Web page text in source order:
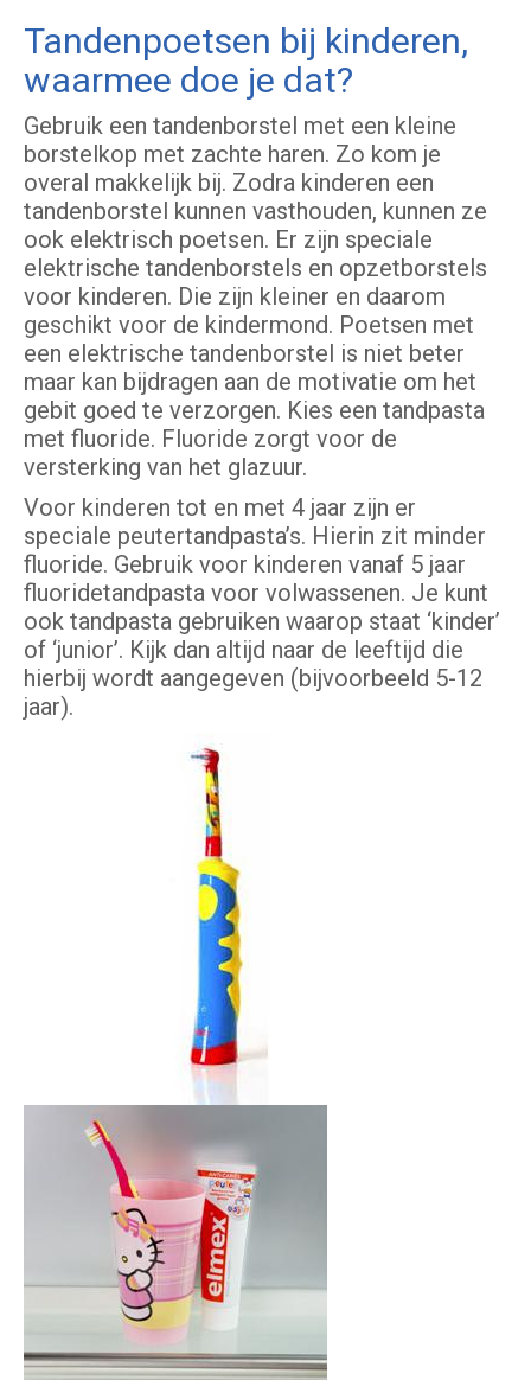
Tandenpoetsen bij kinderen,
waarmee doe je dat?
Gebruik een tandenborstel met een kleine
borstelkop met zachte haren. Zo kom je
overal makkelijk bij. Zodra kinderen een
tandenborstel kunnen vasthouden, kunnen ze
ook elektrisch poetsen. Er zijn speciale
elektrische tandenborstels en opzetborstels
voor kinderen. Die zijn kleiner en daarom
geschikt voor de kindermond. Poetsen met
een elektrische tandenborstel is niet beter
maar kan bijdragen aan de motivatie om het
gebit goed te verzorgen. Kies een tandpasta
met fluoride. Fluoride zorgt voor de
versterking van het glazuur.
Voor kinderen tot en met 4 jaar zijn er
speciale peutertandpasta’s. Hierin zit minder
fluoride. Gebruik voor kinderen vanaf 5 jaar
fluoridetandpasta voor volwassenen. Je kunt
ook tandpasta gebruiken waarop staat ‘kinder’
of ‘junior’. Kijk dan altijd naar de leeftijd die
hierbij wordt aangegeven (bijvoorbeeld 5-12
jaar).